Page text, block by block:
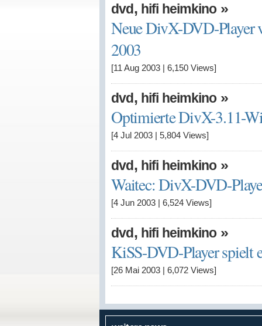
dvd, hifi heimkino»
Neue DivX-DVD-Player
2003
[11 Aug 2003 6,150 Views]
dvd, hifi heimkino»
Optimierte DivX-3.11-
[4 Jul 2003 5,804 Views]
dvd, hifi heimkino»
Waitec: DivX-DVD-
[4 Jun 2003 6,524 Views]
dvd, hifi heimkino»
KiSS-DVD-Player spielt
[26 Mai 2003 6,072 Views]